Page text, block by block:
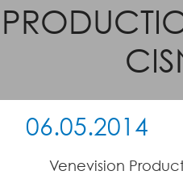
06.05.2014
Venevision